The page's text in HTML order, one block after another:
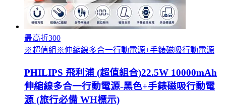
最高折300
※超值組※伸縮線多合一行動電源+手錶磁吸行動電源
PHILIPS 飛利浦 (超值組合)22.5W 10000mAh
伸縮線多合一行動電源-黑色+手錶磁吸行動電
源 (旅行必備 WH標示)